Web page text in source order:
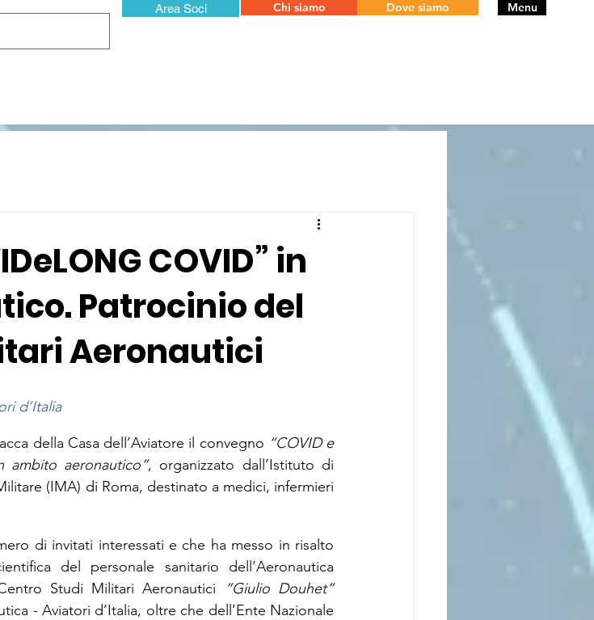
Area Soci Chi siamo Dove siamo Menu
COVID” in
Patrocinio del
Aeronautici
d’Italia
della Casa dell’Aviatore il convegno “COVID e
ambito aeronautico”, organizzato dall’Istituto di
(IMA) di Roma, destinato a medici, infermieri
di invitati interessati e che ha messo in risalto
del personale sanitario dell’Aeronautica
Studi Militari Aeronautici
“Giulio Douhet”
- Aviatori d’Italia, oltre che dell’Ente Nazionale